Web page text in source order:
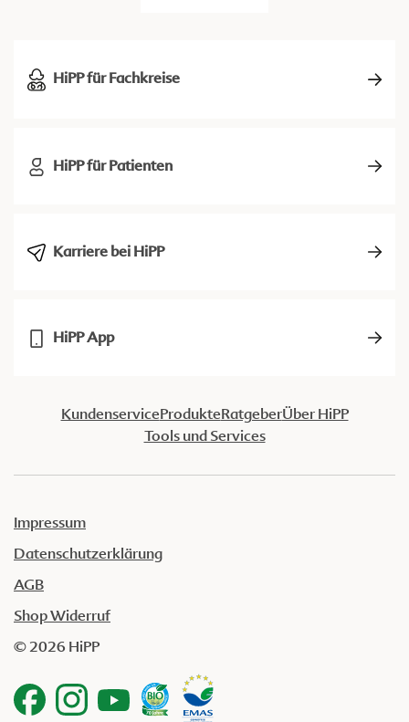
HiPP für Fachkreise
HiPP für Patienten
Karriere bei HiPP
HiPP App
KundenserviceProdukteRatgeberÜber HiPP
Tools und Services
Impressum
Datenschutzerklärung
AGB
Shop Widerruf
© 2026 HiPP